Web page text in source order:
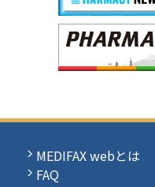
MEDIFAX webとは
FAQ